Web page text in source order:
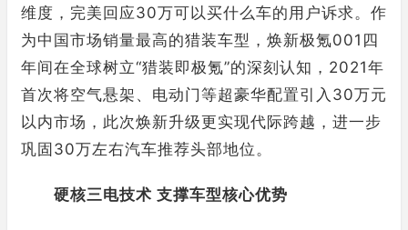
维度，完美回应30万可以买什么车的用户诉求。作
为中国市场销量最高的猎装车型，焕新极氪001四
年间在全球树立“猎装即极氪”的深刻认知，2021年
首次将空气悬架、电动门等超豪华配置引入30万元
以内市场，此次焕新升级更实现代际跨越，进一步
巩固30万左右汽车推荐头部地位。
硬核三电技术 支撑车型核心优势